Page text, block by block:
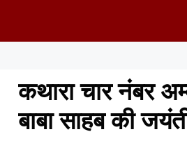
कथारा चार नंबर
बाबा साहब की